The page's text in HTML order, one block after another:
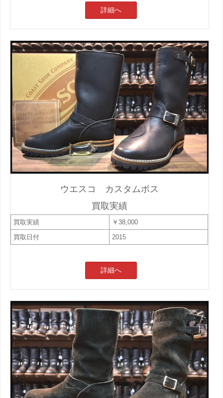
詳細へ
ウエスコ カスタムボス
買取実績
買取実績
￥38,000
買取日付
2015
詳細へ